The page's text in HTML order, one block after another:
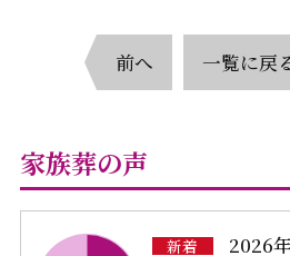
前へ 一覧に戻
家族葬の声
新着
2026